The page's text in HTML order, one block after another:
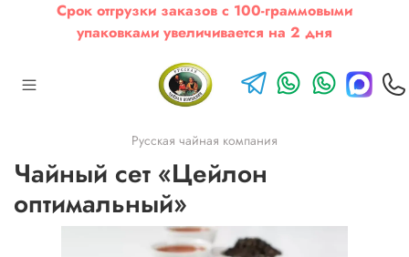
Срок отгрузки заказов с 100-граммовыми
упаковками увеличивается на 2 дня
Русская чайная компания
Чайный сет «Цейлон
оптимальный»